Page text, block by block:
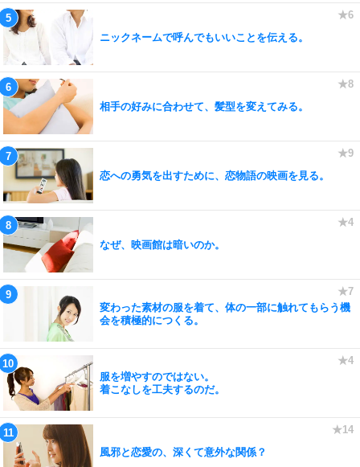
ニックネームで呼んでもいいことを伝える。
相手の好みに合わせて、髪型を変えてみる。
恋への勇気を出すために、恋物語の映画を見る。
なぜ、映画館は暗いのか。
変わった素材の服を着て、体の一部に触れてもらう機
会を積極的につくる。
服を増やすのではない。
着こなしを工夫するのだ。
風邪と恋愛の、深くて意外な関係？